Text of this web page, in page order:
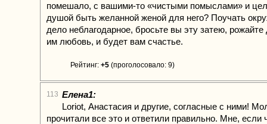
помешало, с вашими-то «чистыми помыслами» и
душой быть желанной женой для него? Поучать
дело неблагодарное, бросьте вы эту затею, рожайте
им любовь, и будет вам счастье.
Рейтинг: +5 (проголосовало: 9)
113 Елена1:
Loriot, Анастасия и другие, согласные с ними!
прочитали все это и ответили правильно. Мне, если